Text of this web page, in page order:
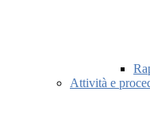
Attività e